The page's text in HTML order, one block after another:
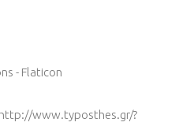
- Flaticon
http://www.typosthes.gr/?